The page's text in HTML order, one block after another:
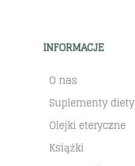
INFORMACJE
O nas
Suplementy diety
Olejki eteryczne
Książki